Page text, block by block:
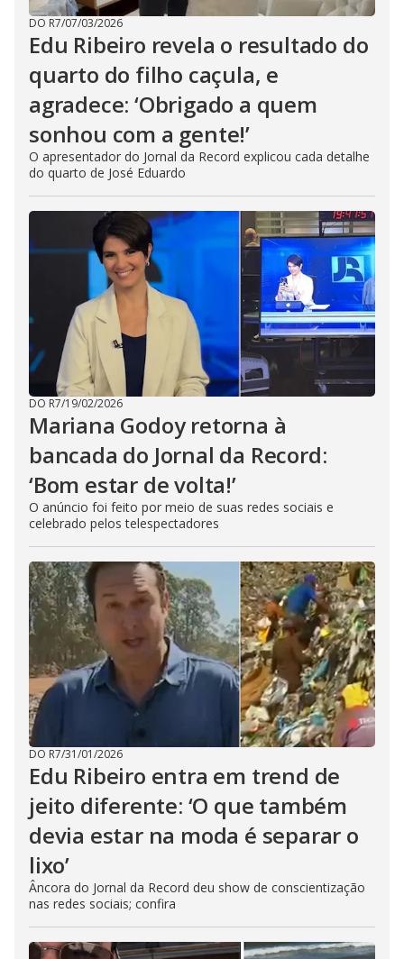
DO R7/07/03/2026
Edu Ribeiro revela o resultado do
quarto do filho caçula, e
agradece: ‘Obrigado a quem
sonhou com a gente!’
O apresentador do Jornal da Record explicou cada detalhe
do quarto de José Eduardo
DO R7/19/02/2026
Mariana Godoy retorna à
bancada do Jornal da Record:
‘Bom estar de volta!’
O anúncio foi feito por meio de suas redes sociais e
celebrado pelos telespectadores
DO R7/31/01/2026
Edu Ribeiro entra em trend de
jeito diferente: ‘O que também
devia estar na moda é separar o
lixo’
Âncora do Jornal da Record deu show de conscientização
nas redes sociais; confira